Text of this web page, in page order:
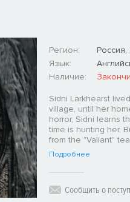
Регион:
Язык:
Наличие:
Sidni Larkhearst
village, until her
horror, Sidni learns
time is hunting her.
from the "Valiant"
Подробнее
Сообщить о